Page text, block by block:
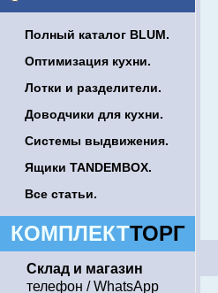
Полный каталог BLUM.
Оптимизация кухни.
Лотки и разделители.
Доводчики для кухни.
Системы выдвижения.
Ящики TANDEMBOX.
Все статьи.
КОМПЛЕКТТОРГ
Склад и магазин
телефон / WhatsApp